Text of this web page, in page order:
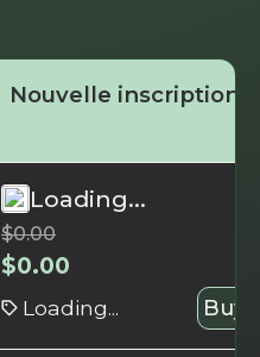
Nouvelle inscription
Loading...
$0.00
$0.00
Loading... Buy